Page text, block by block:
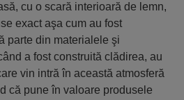
cu o scară interioară de lemn,
exact aşa cum au fost
parte din materialele şi
a fost construită clădirea, au
vin intră în această atmosferă
că pune în valoare produsele